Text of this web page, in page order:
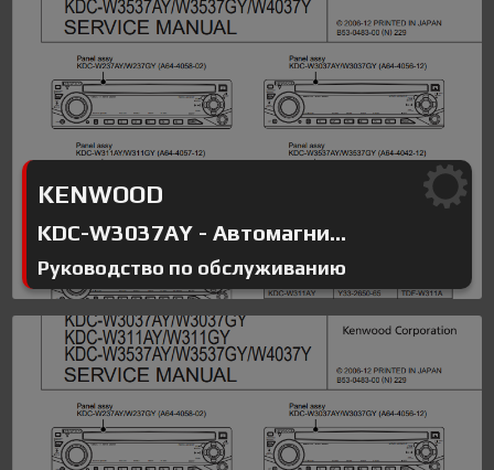
KENWOOD
KDC-W3037AY - Автомагни...
Руководство по обслуживанию